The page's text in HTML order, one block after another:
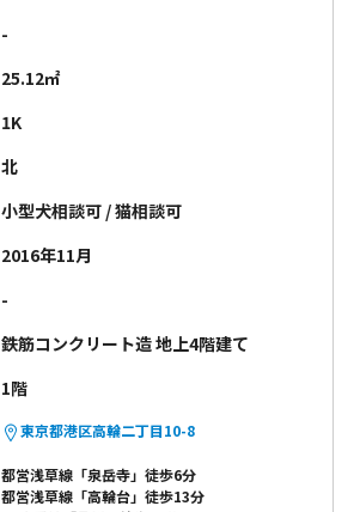
-
25.12㎡
1K
北
小型犬相談可 / 猫相談可
2016年11月
-
鉄筋コンクリート造 地上4階建て
1階
東京都港区高輪二丁目10-8
都営浅草線「泉岳寺」徒歩6分
都営浅草線「高輪台」徒歩13分